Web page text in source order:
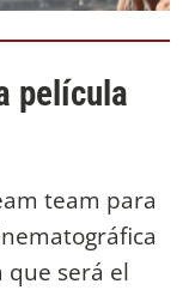
película
team para
que será el